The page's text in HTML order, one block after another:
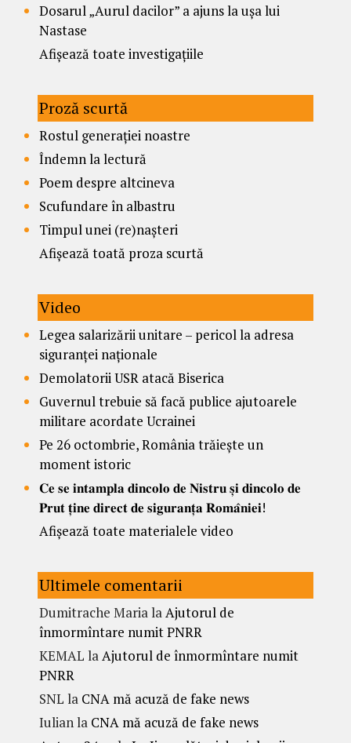
Dosarul „Aurul dacilor” a ajuns la ușa lui
Nastase
Afișează toate investigațiile
Proză scurtă
Rostul generației noastre
Îndemn la lectură
Poem despre altcineva
Scufundare în albastru
Timpul unei (re)nașteri
Afișează toată proza scurtă
Video
Legea salarizării unitare – pericol la adresa
siguranței naționale
Demolatorii USR atacă Biserica
Guvernul trebuie să facă publice ajutoarele
militare acordate Ucrainei
Pe 26 octombrie, România trăiește un
moment istoric
𝐂𝐞 𝐬𝐞 𝐢𝐧𝐭𝐚𝐦𝐩𝐥𝐚 𝐝𝐢𝐧𝐜𝐨𝐥𝐨 𝐝𝐞 𝐍𝐢𝐬𝐭𝐫𝐮 𝐬̦𝐢 𝐝𝐢𝐧𝐜𝐨𝐥𝐨 𝐝𝐞
𝐏𝐫𝐮𝐭 𝐭̦𝐢𝐧𝐞 𝐝𝐢𝐫𝐞𝐜𝐭 𝐝𝐞 𝐬𝐢𝐠𝐮𝐫𝐚𝐧𝐭̦𝐚 𝐑𝐨𝐦𝐚̂𝐧𝐢𝐞𝐢!
Afișează toate materialele video
Ultimele comentarii
Dumitrache MarialaAjutorul de
înmormîntare numit PNRR
KEMAL laAjutorul de înmormîntare numit
PNRR
SNL la CNA mă acuză de fake news
Iulianla CNA mă acuză de fake news